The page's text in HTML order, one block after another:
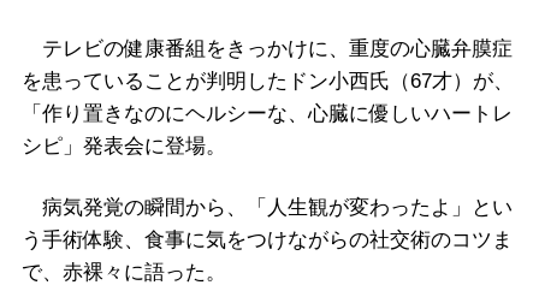
テレビの健康番組をきっかけに、重度の心臓弁膜症
を患っていることが判明したドン小西氏（67才）が、
「作り置きなのにヘルシーな、心臓に優しいハートレ
シピ」発表会に登場。
病気発覚の瞬間から、「人生観が変わったよ」とい
う手術体験、食事に気をつけながらの社交術のコツま
で、赤裸々に語った。